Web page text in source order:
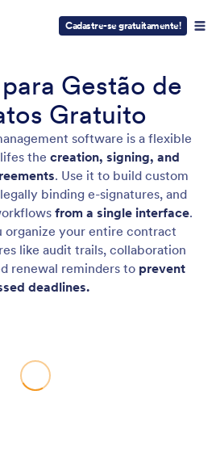
Cadastre-se gratuitamente!
Gestão de
Gratuito
software is a flexible
the creation, signing, and
. Use it to build custom
binding e-signatures, and
from a single interface.
organize your entire contract
like audit trails, collaboration
renewal reminders to prevent
deadlines.